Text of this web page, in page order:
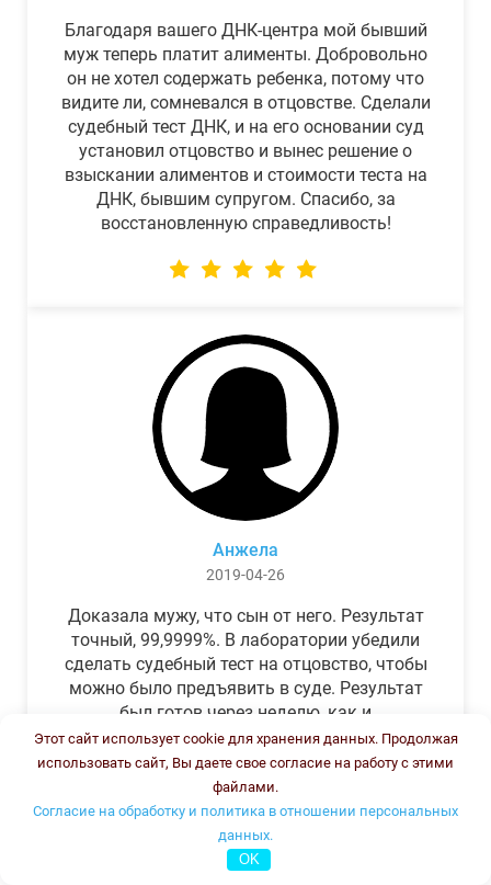
Благодаря вашего ДНК-центра мой бывший
муж теперь платит алименты. Добровольно
он не хотел содержать ребенка, потому что
видите ли, сомневался в отцовстве. Сделали
судебный тест ДНК, и на его основании суд
установил отцовство и вынес решение о
взыскании алиментов и стоимости теста на
ДНК, бывшим супругом. Спасибо, за
восстановленную справедливость!
Анжела
2019-04-26
Доказала мужу, что сын от него. Результат
точный, 99,9999%. В лаборатории убедили
сделать судебный тест на отцовство, чтобы
можно было предъявить в суде. Результат
был готов через неделю, как и
обещали.Теперь муж бегает и извиняется.
Этот сайт использует cookie для хранения данных. Продолжая
использовать сайт, Вы даете свое согласие на работу с этими
файлами.
Согласие на обработку и политика в отношении персональных
данных.
OK